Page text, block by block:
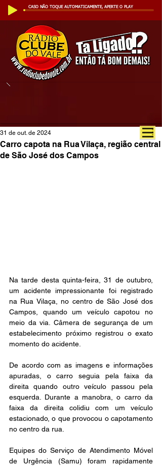
CASO NÃO TOQUE AUTOMATICAMENTE, APERTE O PLAY
Carro capota na Rua Vilaça, região central
de São José dos Campos
31 de out. de 2024
Na tarde desta quinta-feira, 31 de outubro,
um acidente impressionante foi registrado
na Rua Vilaça, no centro de São José dos
Campos, quando um veículo capotou no
meio da via. Câmera de segurança de um
estabelecimento próximo registrou o exato
momento do acidente.
De acordo com as imagens e informações
apuradas, o carro seguia pela faixa da
direita quando outro veículo passou pela
esquerda. Durante a manobra, o carro da
faixa da direita colidiu com um veículo
estacionado, o que provocou o capotamento
no centro da rua.
Equipes do Serviço de Atendimento Móvel
de Urgência (Samu) foram rapidamente